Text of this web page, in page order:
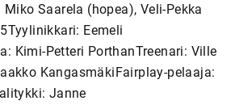
Saarela (hopea), Veli-Pekka
Eemeli
Kimi-Petteri PorthanTreenari: Ville
KangasmäkiFairplay-pelaaja:
Janne